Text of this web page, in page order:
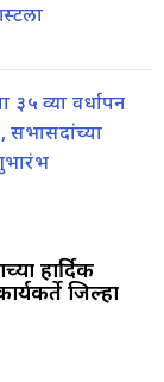
व्या वर्धापन
सभासदांच्या
हार्दिक
जिल्हा